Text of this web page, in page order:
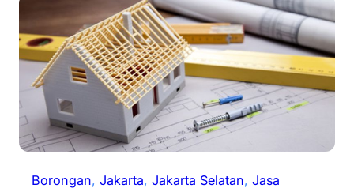
Borongan, Jakarta, Jakarta Selatan, Jasa